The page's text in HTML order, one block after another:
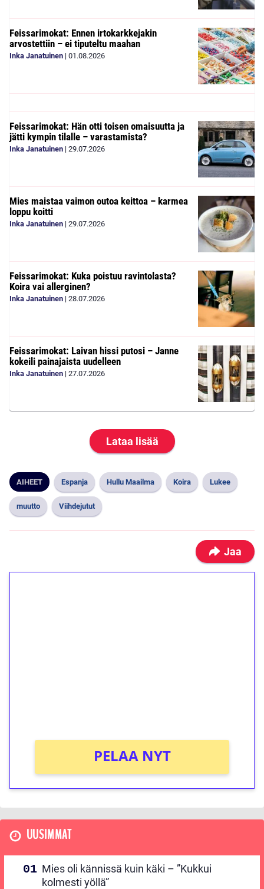
Feissarimokat: Ennen irtokarkkejakin
arvostettiin – ei tiputeltu maahan
Inka Janatuinen | 01.08.2026
Feissarimokat: Hän otti toisen omaisuutta ja
jätti kympin tilalle – varastamista?
Inka Janatuinen | 29.07.2026
Mies maistaa vaimon outoa keittoa – karmea
loppu koitti
Inka Janatuinen | 29.07.2026
Feissarimokat: Kuka poistuu ravintolasta?
Koira vai allerginen?
Inka Janatuinen | 28.07.2026
Feissarimokat: Laivan hissi putosi – Janne
kokeili painajaista uudelleen
Inka Janatuinen | 27.07.2026
Lataa lisää
AIHEET Espanja Hullu Maailma Koira Lukee
muutto Viihdejutut
Jaa
PELAA NYT
UUSIMMAT
Mies oli kännissä kuin käki – ”Kukkui
kolmesti yöllä”